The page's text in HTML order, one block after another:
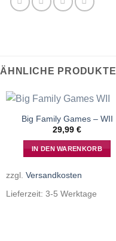
ÄHNLICHE PRODUKTE
Big Family Games – WII
29,99 €
IN DEN WARENKORB
zzgl. Versandkosten
Lieferzeit: 3-5 Werktage